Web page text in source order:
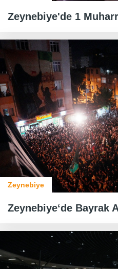
Zeynebiye'de 1
Zeynebiye
Zeynebiye‘de Bayrak